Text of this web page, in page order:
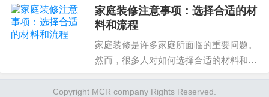
选择设计师和施工队伍，才能避免由于设
计师经验不足或施工队伍不专业导致的质
家庭装修注意事项：选择合适的材
料和流程
家庭装修是许多家庭所面临的重要问题。
然而，很多人对如何选择合适的材料和流
项，希望能为您提供帮助。 材料选择的
Copyright MCR company Rights Reserved.